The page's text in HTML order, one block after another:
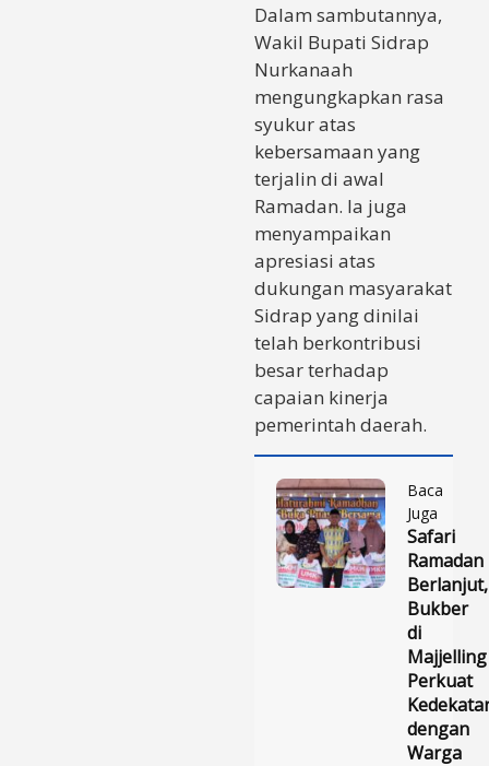
Dalam sambutannya,
Wakil Bupati Sidrap
Nurkanaah
mengungkapkan rasa
syukur atas
kebersamaan yang
terjalin di awal
Ramadan. Ia juga
menyampaikan
apresiasi atas
dukungan masyarakat
Sidrap yang dinilai
telah berkontribusi
besar terhadap
capaian kinerja
pemerintah daerah.
Baca
Juga
Safari
Ramadan
Berlanjut,
Bukber
di
Majjelling
Perkuat
dengan
Warga